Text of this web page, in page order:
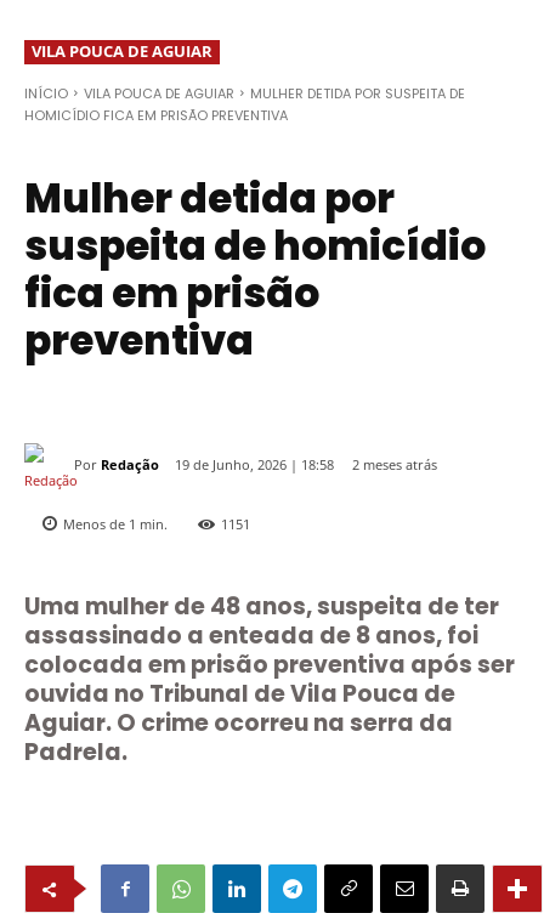
VILA POUCA DE AGUIAR
INÍCIO VILA POUCA DE AGUIAR
MULHER DETIDA POR SUSPEITA DE
HOMICÍDIO FICA EM PRISÃO PREVENTIVA
Mulher detida por
suspeita de homicídio
fica em prisão
preventiva
Por Redação 19 de Junho, 2026 | 18:58 2 meses atrás
Menos de 1 min. 1151
Uma mulher de 48 anos, suspeita de ter
assassinado a enteada de 8 anos, foi
colocada em prisão preventiva após ser
ouvida no Tribunal de Vila Pouca de
Aguiar. O crime ocorreu na serra da
Padrela.